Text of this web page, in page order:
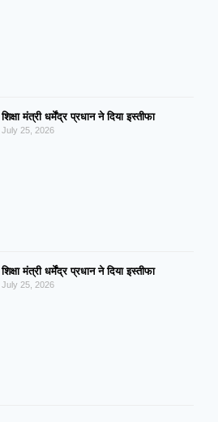
शिक्षा मंत्री धर्मेंद्र प्रधान ने दिया इस्तीफा
July 25, 2026
शिक्षा मंत्री धर्मेंद्र प्रधान ने दिया इस्तीफा
July 25, 2026